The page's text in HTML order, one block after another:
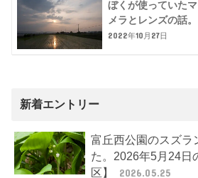
ぼくが使っていた
メラとレンズの話。
2022年10月27日
新着エントリー
富丘西公園のスズラ
た。2026年5月24日
区】
2026.05.25